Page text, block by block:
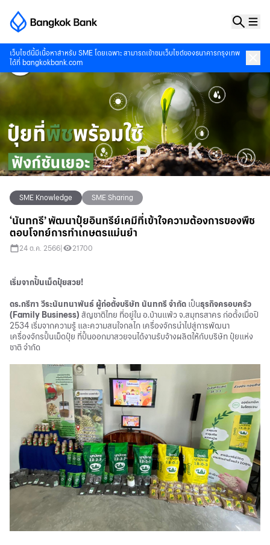
เว็บไซต์นี้มีเนื้อหาสำหรับ SME โดยเฉพาะ สามารถเข้าชมเว็บไซต์ของธนาคารกรุงเทพ
ได้ที่ bangkokbank.com
SME Knowledge SME Sharing
‘นันทกรี’ พัฒนาปุ๋ยอินทรีย์เคมีที่เข้าใจความต้องการของพืช
ตอบโจทย์การทำเกษตรแม่นยำ
24 ต.ค. 2566 21700
เริ่มจากปั้นเม็ดปุ๋ยสวย!
ดร.กรีฑา วีระนันทนาพันธ์ ผู้ก่อตั้งบริษัท นันทกรี จำกัด เป็นธุรกิจครอบครัว
(Family Business) สัญชาติไทย ที่อยู่ใน อ.บ้านแพ้ว จ.สมุทรสาคร ก่อตั้งเมื่อปี
2534 เริ่มจากความรู้ และความสนใจกลไก เครื่องจักรนำไปสู่การพัฒนา
เครื่องจักรปั้นเม็ดปุ๋ย ที่ปั้นออกมาสวยจนได้งานรับจ้างผลิตให้กับบริษัท ปุ๋ยแห่ง
ชาติ จำกัด